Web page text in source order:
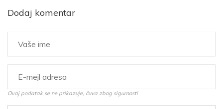
Dodaj komentar
Ovaj podatak se ne prikazuje, čuva zbog sigurnosti